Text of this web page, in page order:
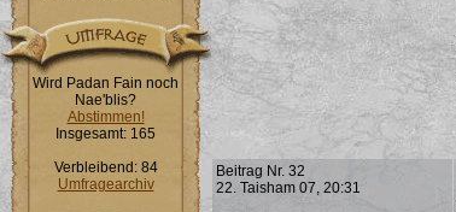
Wird Padan Fain noch
Nae'blis?
Abstimmen!
Insgesamt: 165
Verbleibend: 84
Umfragearchiv
Beitrag Nr. 32
22. Taisham 07, 20:31